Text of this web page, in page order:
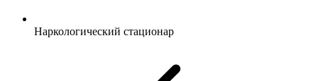
Наркологический стационар